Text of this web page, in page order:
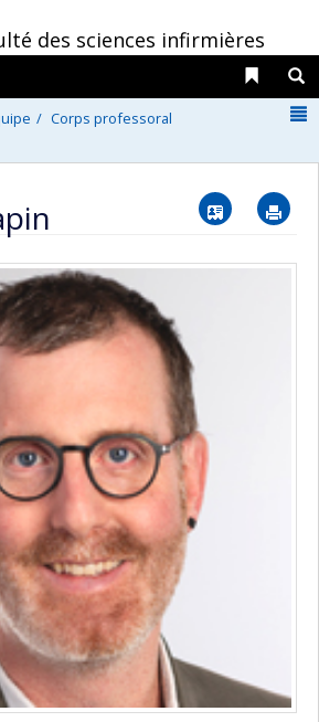
des sciences infirmières
Liens
Corps professoral
Vcard